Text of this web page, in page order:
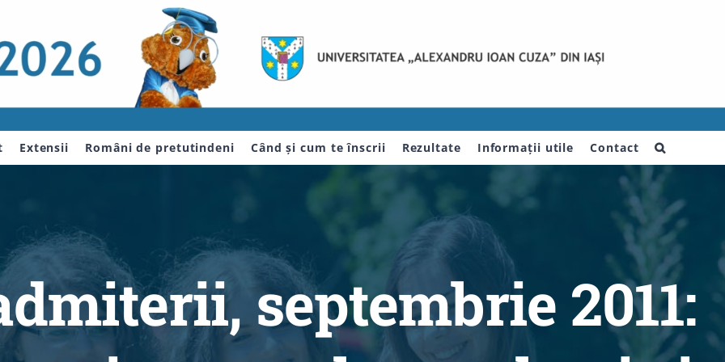
Extensii Români de pretutindeni Când și cum te înscrii Rezultate Informații utile Contact
septembrie 2011: